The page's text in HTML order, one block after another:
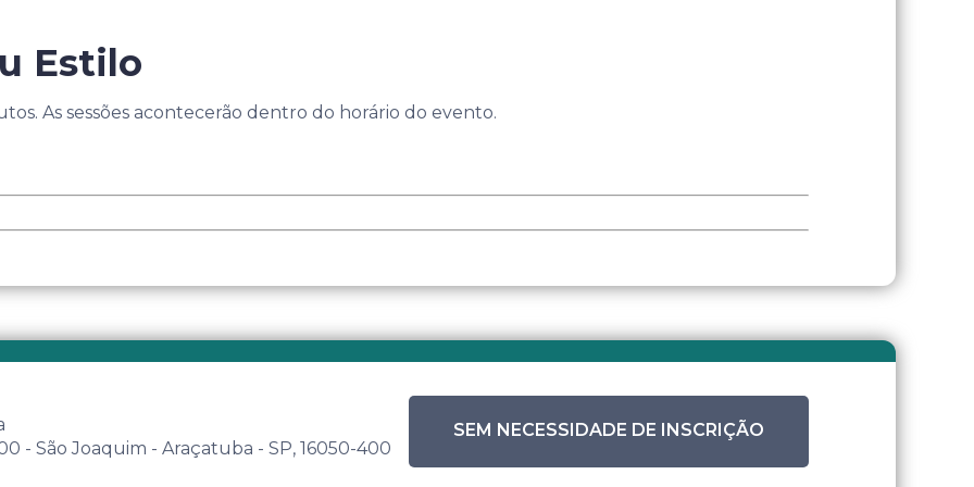
Estilo
As sessões acontecerão dentro do horário do evento.
- São Joaquim - Araçatuba - SP, 16050-400
SEM NECESSIDADE DE INSCRIÇÃO